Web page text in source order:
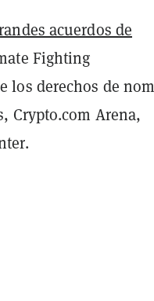
acuerdos de
Fighting
los derechos de
Crypto.com Arena,